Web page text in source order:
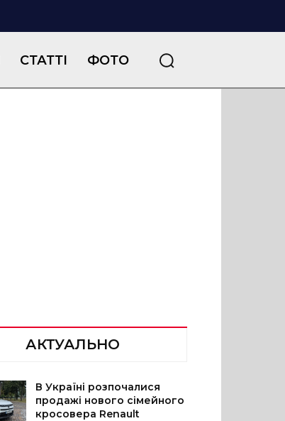
СТАТТІ ФОТО
АКТУАЛЬНО
В Україні розпочалися
продажі нового сімейного
кросовера Renault